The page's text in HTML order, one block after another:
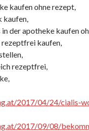
kaufen ohne rezept,
kaufen,
in der apotheke kaufen
kaufen,
rezeptfrei,
2017/04/24/cialis-
2017/09/08/